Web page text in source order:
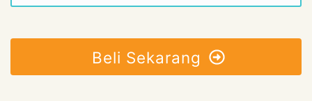
Beli Sekarang